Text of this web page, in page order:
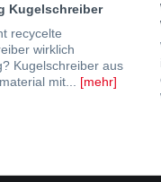
Kugelschreiber
recycelte
wirklich
Kugelschreiber aus
mit... [mehr]